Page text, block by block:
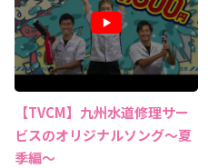
【TVCM】九州水道修理サー
ビスのオリジナルソング～夏
季編～